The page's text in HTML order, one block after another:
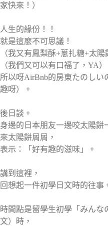
家快來！）
人生的緣份！！
就是這麼不可思議！
（我又有鳳梨酥+蔥扎糖+太陽
（我們又可以有口福了，YA
所以呀AirBnb的房東たのしい
趣呀）。
後日談。
身邊的日本朋友一邊咬太陽餅
來太陽餅屑屑，
表示：「好有趣的滋味」。
講到這裡，
回想起一件初學日文時的往事
時間點是留學生初學「みんな
文）時，